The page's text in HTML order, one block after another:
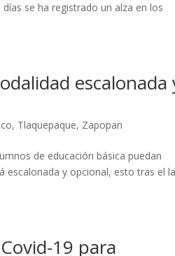
se ha registrado un alza en los
escalonada
, Tlaquepaque, Zapopan
de educación básica puedan
escalonada y opcional, esto tras el
19 para